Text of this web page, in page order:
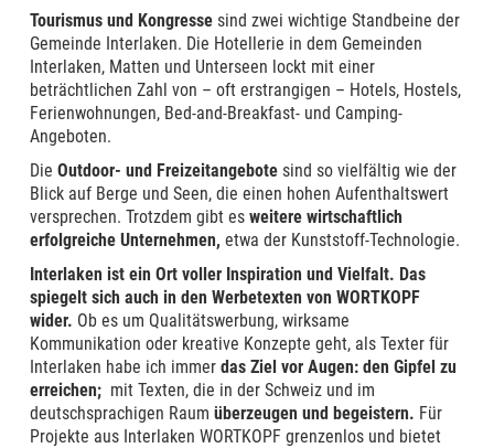
Tourismus und Kongresse sind zwei wichtige Standbeine der
Gemeinde Interlaken. Die Hotellerie in dem Gemeinden
Interlaken, Matten und Unterseen lockt mit einer
beträchtlichen Zahl von – oft erstrangigen – Hotels, Hostels,
Ferienwohnungen, Bed-and-Breakfast- und Camping-
Angeboten.
Die Outdoor- und Freizeitangebote sind so vielfältig wie der
Blick auf Berge und Seen, die einen hohen Aufenthaltswert
versprechen. Trotzdem gibt es weitere wirtschaftlich
erfolgreiche Unternehmen, etwa der Kunststoff-Technologie.
Interlaken ist ein Ort voller Inspiration und Vielfalt. Das
spiegelt sich auch in den Werbetexten von WORTKOPF
wider. Ob es um Qualitätswerbung, wirksame
Kommunikation oder kreative Konzepte geht, als Texter für
Interlaken habe ich immer das Ziel vor Augen: den Gipfel zu
erreichen; mit Texten, die in der Schweiz und im
deutschsprachigen Raum überzeugen und begeistern. Für
Projekte aus Interlaken WORTKOPF grenzenlos und bietet